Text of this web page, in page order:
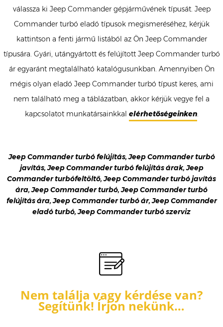
válassza ki Jeep Commander gépjárművének típusát. Jeep
Commander turbó eladó típusok megismeréséhez, kérjük
kattintson a fenti jármű listából az Ön Jeep Commander
típusára. Gyári, utángyártott és felújított Jeep Commander turbó
ár egyaránt megtalálható katalógusunkban. Amennyiben Ön
mégis olyan eladó Jeep Commander turbó típust keres, ami
nem található meg a táblázatban, akkor kérjük vegye fel a
kapcsolatot munkatársainkkal elérhetőségeinken.
Jeep Commander turbó felújítás, Jeep Commander turbó
javítás, Jeep Commander turbó felújítás árak, Jeep
Commander turbófeltöltő, Jeep Commander turbó javítás
ára, Jeep Commander turbó, Jeep Commander turbó
felújítás ára, Jeep Commander turbó ár, Jeep Commander
eladó turbó, Jeep Commander turbó szerviz
Nem találja vagy kérdése van?
Segítünk! Írjon nekünk…